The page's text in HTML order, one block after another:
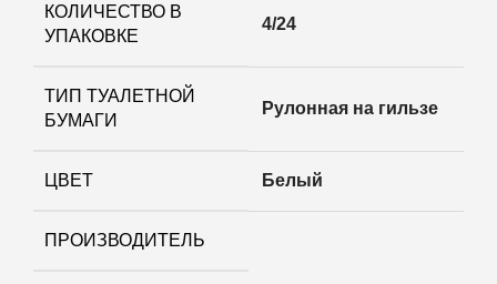
КОЛИЧЕСТВО В
УПАКОВКЕ
4/24
ТИП ТУАЛЕТНОЙ
БУМАГИ
Рулонная на гильзе
ЦВЕТ Белый
ПРОИЗВОДИТЕЛЬ